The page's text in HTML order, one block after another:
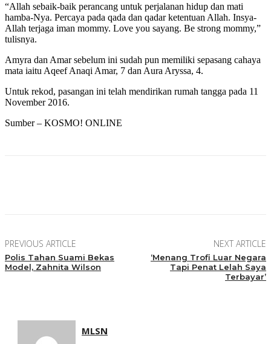
“Allah sebaik-baik perancang untuk perjalanan hidup dan mati
hamba-Nya. Percaya pada qada dan qadar ketentuan Allah. Insya-
Allah terjaga iman mommy. Love you sayang. Be strong mommy,”
tulisnya.
Amyra dan Amar sebelum ini sudah pun memiliki sepasang cahaya
mata iaitu Aqeef Anaqi Amar, 7 dan Aura Aryssa, 4.
Untuk rekod, pasangan ini telah mendirikan rumah tangga pada 11
November 2016.
Sumber – KOSMO! ONLINE
PREVIOUS ARTICLE
Polis Tahan Suami Bekas
Model, Zahnita Wilson
NEXT ARTICLE
‘Menang Trofi Luar Negara
Tapi Penat Lelah Saya
Terbayar’
MLSN